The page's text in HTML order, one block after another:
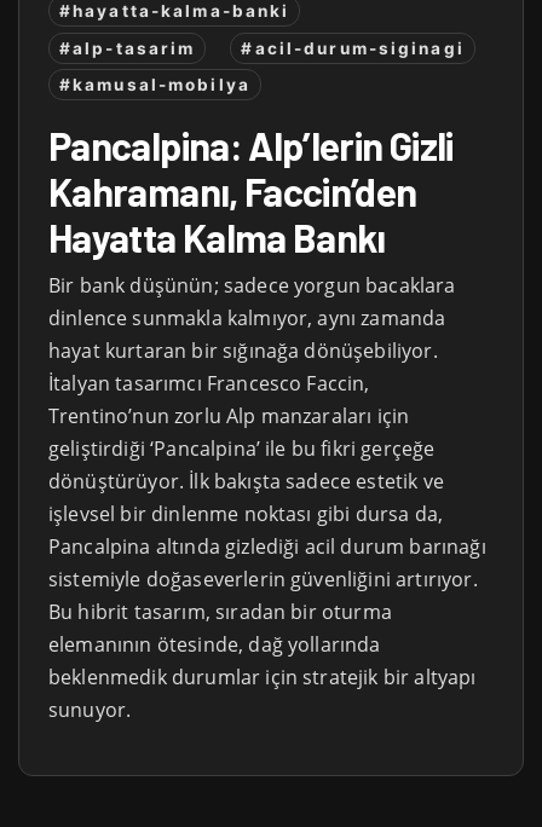
#hayatta-kalma-banki
#alp-tasarim
#acil-durum-siginagi
#kamusal-mobilya
Pancalpina: Alp’lerin Gizli
Kahramanı, Faccin’den
Hayatta Kalma Bankı
Bir bank düşünün; sadece yorgun bacaklara
dinlence sunmakla kalmıyor, aynı zamanda
hayat kurtaran bir sığınağa dönüşebiliyor.
İtalyan tasarımcı Francesco Faccin,
Trentino’nun zorlu Alp manzaraları için
geliştirdiği ‘Pancalpina’ ile bu fikri gerçeğe
dönüştürüyor. İlk bakışta sadece estetik ve
işlevsel bir dinlenme noktası gibi dursa da,
Pancalpina altında gizlediği acil durum barınağı
sistemiyle doğaseverlerin güvenliğini artırıyor.
Bu hibrit tasarım, sıradan bir oturma
elemanının ötesinde, dağ yollarında
beklenmedik durumlar için stratejik bir altyapı
sunuyor.